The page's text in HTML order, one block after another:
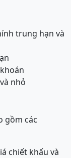
trung hạn và
nhỏ
gồm các
chiết khấu và